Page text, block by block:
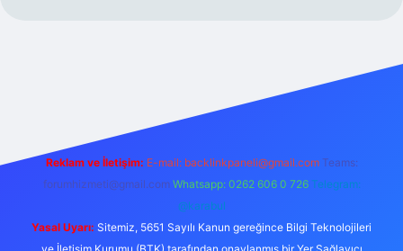
Reklam ve İletişim: E-mail: backlinkpaneli@gmail.com Teams:
forumhizmeti@gmail.com Whatsapp: 0262 606 0 726 Telegram:
@karabul
Yasal Uyarı: Sitemiz, 5651 Sayılı Kanun gereğince Bilgi Teknolojileri